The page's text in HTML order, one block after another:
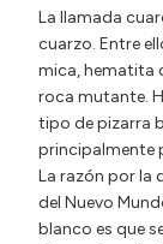
La llamada
cuarzo. Entre
mica, hematita
roca mutante.
tipo de pizarra
principalmente
La razón por la
del Nuevo
blanco es que